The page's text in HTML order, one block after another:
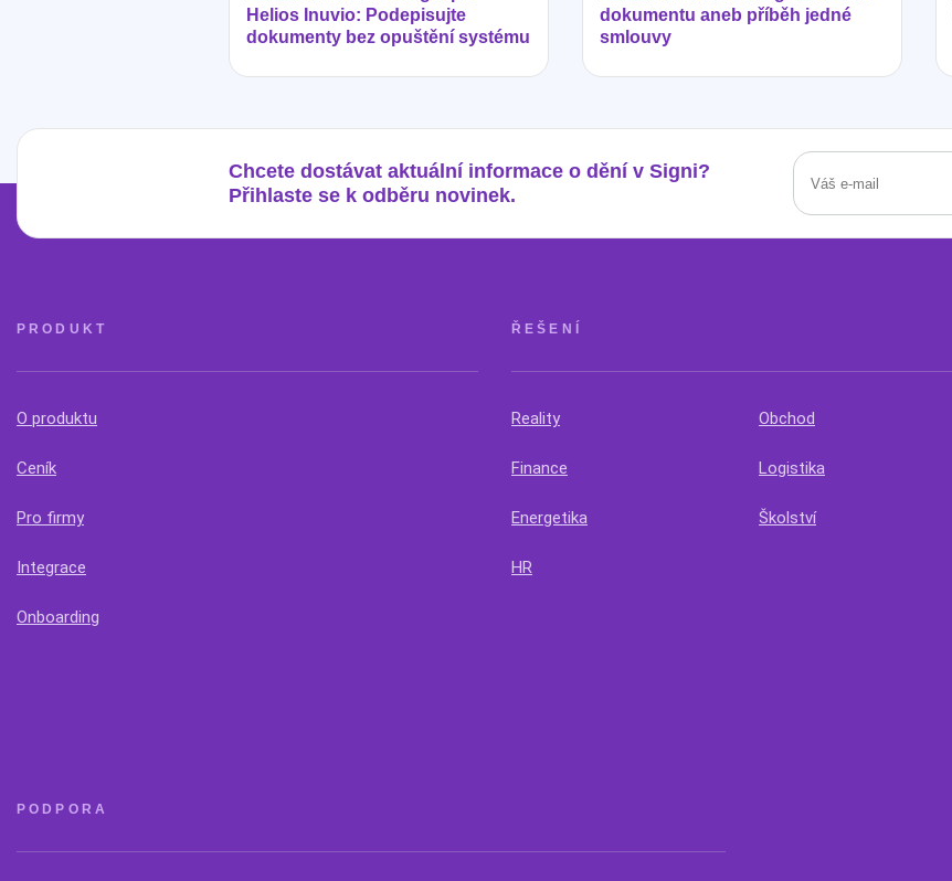
Helios Inuvio: Podepisujte
dokumenty bez opuštění systému
dokumentu aneb příběh jedné
smlouvy
Chcete dostávat aktuální informace o dění v Signi?
Přihlaste se k odběru novinek.
PRODUKT
O produktu
Ceník
Pro firmy
Integrace
Onboarding
ŘEŠENÍ
Reality
Finance
Energetika
HR
Obchod
Logistika
Školství
PODPORA